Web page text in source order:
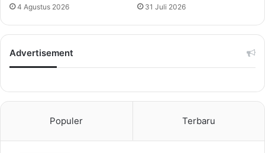
4 Agustus 2026 31 Juli 2026
Advertisement
Populer Terbaru